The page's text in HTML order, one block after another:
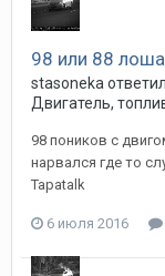
98 или 88
stasoneka
Двигатель,
98 поников с
нарвался где то
Tapatalk
6 июля 2016